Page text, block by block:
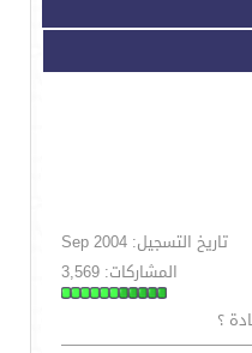
تاريخ التسجيل: Sep 2004
المشاركات: 3,569
؟